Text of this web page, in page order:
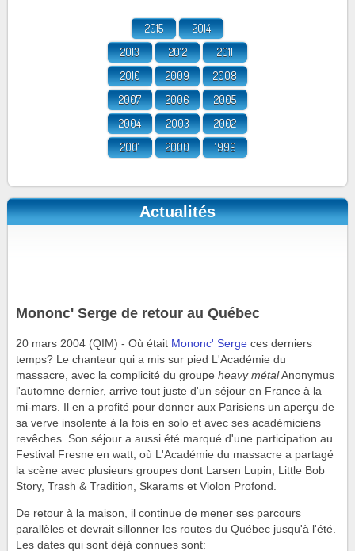
2015
2014
2013
2012
2011
2010
2009
2008
2007
2006
2005
2004
2003
2002
2001
2000 1999
Actualités
Mononc' Serge de retour au Québec
20 mars 2004 (QIM) - Où était Mononc' Serge ces derniers
temps? Le chanteur qui a mis sur pied L'Académie du
massacre, avec la complicité du groupe heavy métalAnonymus
l'automne dernier, arrive tout juste d'un séjour en France à la
mi-mars. Il en a profité pour donner aux Parisiens un aperçu de
sa verve insolente à la fois en solo et avec ses académiciens
revêches. Son séjour a aussi été marqué d'une participation au
Festival Fresne en watt, où L'Académie du massacre a partagé
la scène avec plusieurs groupes dont Larsen Lupin, Little Bob
Story, Trash & Tradition, Skarams et Violon Profond.
De retour à la maison, il continue de mener ses parcours
parallèles et devrait sillonner les routes du Québec jusqu'à l'été.
Les dates qui sont déjà connues sont: